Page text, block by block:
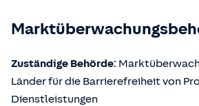
Zuständige Behörde:
Länder für die Barrierefreiheit von
Dienstleistungen